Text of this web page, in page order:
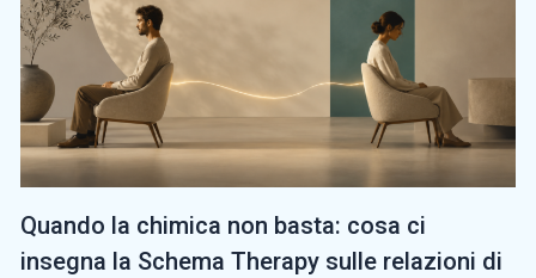
Quando la chimica non basta: cosa ci
insegna la Schema Therapy sulle relazioni di